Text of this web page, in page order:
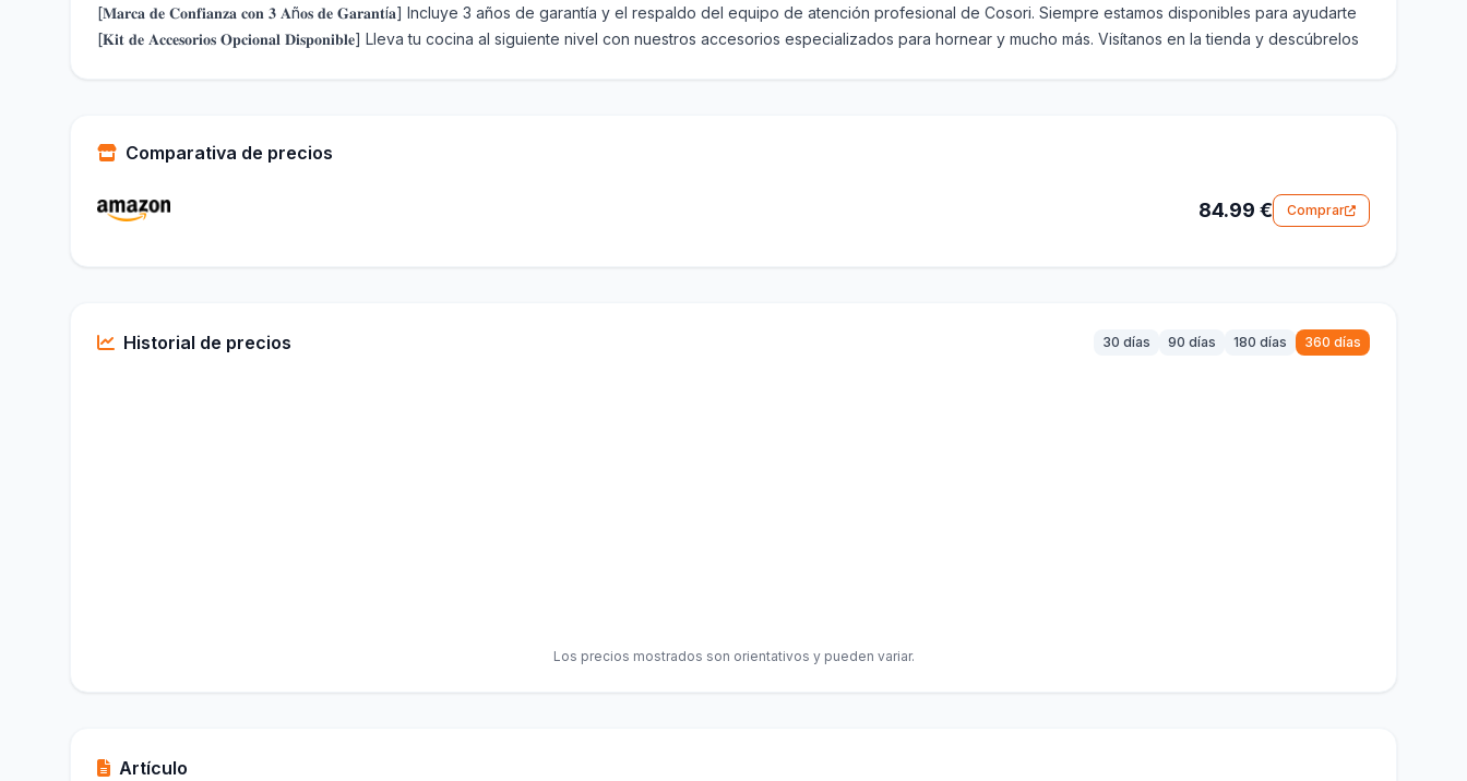
[𝐌𝐚𝐫𝐜𝐚 𝐝𝐞 𝐂𝐨𝐧𝐟𝐢𝐚𝐧𝐳𝐚 𝐜𝐨𝐧 𝟑 𝐀ñ𝐨𝐬 𝐝𝐞 𝐆𝐚𝐫𝐚𝐧𝐭í𝐚] Incluye 3 años de garantía y el respaldo del equipo de atención profesional de Cosori. Siempre estamos disponibles para ayudarte
[𝐊𝐢𝐭 𝐝𝐞 𝐀𝐜𝐜𝐞𝐬𝐨𝐫𝐢𝐨𝐬 𝐎𝐩𝐜𝐢𝐨𝐧𝐚𝐥 𝐃𝐢𝐬𝐩𝐨𝐧𝐢𝐛𝐥𝐞] Lleva tu cocina al siguiente nivel con nuestros accesorios especializados para hornear y mucho más. Visítanos en la tienda y descúbrelos
Comparativa de precios
84.99 € Comprar
Historial de precios 30 días 90 días 180 días 360 días
Los precios mostrados son orientativos y pueden variar.
Artículo